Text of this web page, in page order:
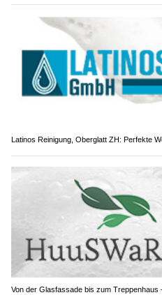
Latinos Reinigung, Oberglatt ZH: Perfekte
Von der Glasfassade bis zum Treppenhaus